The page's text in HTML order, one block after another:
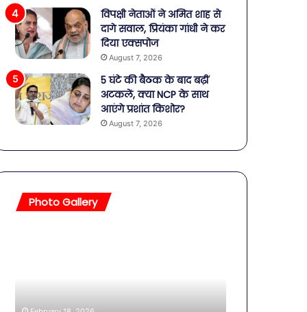
विपक्षी नेताओं ने अमित शाह से
दागे सवाल, प्रियंका गांधी ने कर
दिया एक्सपोज
August 7, 2026
5 घंटे की बैठक के बाद बढ़ीं
अटकलें, क्या NCP के साथ
आएंगे प्रशांत किशोर?
August 7, 2026
Photo Gallery